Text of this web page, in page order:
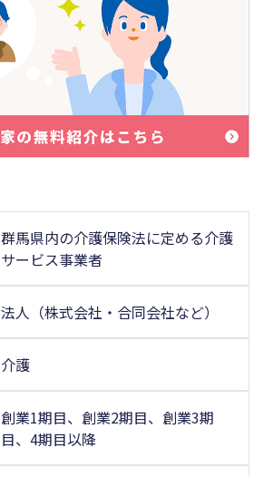
群馬県内の介護保険法に定める介護
サービス事業者
法人（株式会社・合同会社など）
介護
創業1期目、創業2期目、創業3期
目、4期目以降